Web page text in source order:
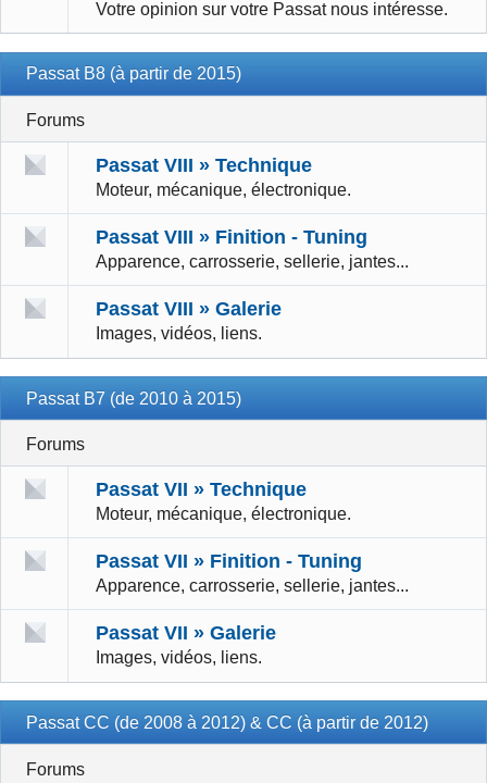
Votre opinion sur votre Passat nous intéresse.
Passat B8 (à partir de 2015)
Forums
Passat VIII » Technique
Moteur, mécanique, électronique.
Passat VIII » Finition - Tuning
Apparence, carrosserie, sellerie, jantes...
Passat VIII » Galerie
Images, vidéos, liens.
Passat B7 (de 2010 à 2015)
Forums
Passat VII » Technique
Moteur, mécanique, électronique.
Passat VII » Finition - Tuning
Apparence, carrosserie, sellerie, jantes...
Passat VII » Galerie
Images, vidéos, liens.
Passat CC (de 2008 à 2012) & CC (à partir de 2012)
Forums